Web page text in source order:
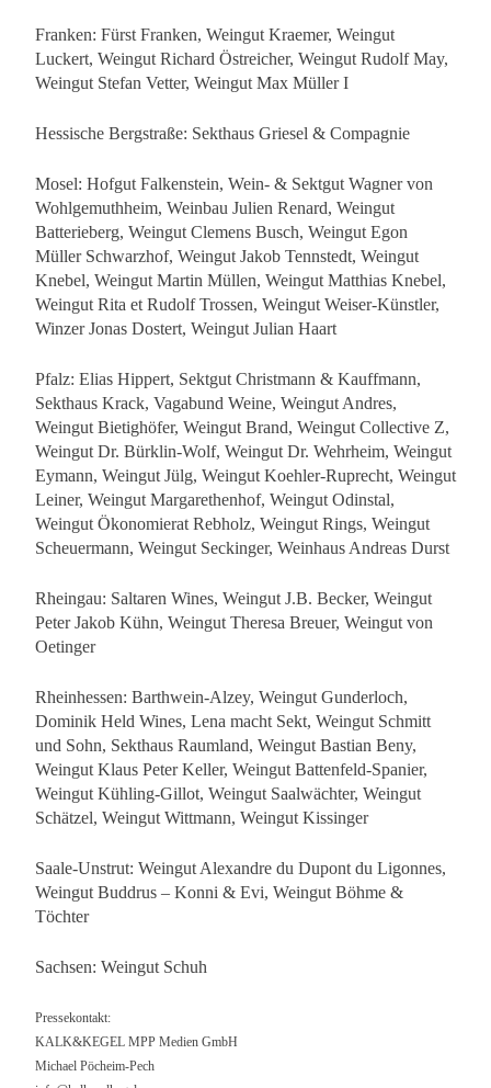
Franken: Fürst Franken, Weingut Kraemer, Weingut
Luckert, Weingut Richard Östreicher, Weingut Rudolf May,
Weingut Stefan Vetter, Weingut Max Müller I
Hessische Bergstraße: Sekthaus Griesel & Compagnie
Mosel: Hofgut Falkenstein, Wein- & Sektgut Wagner von
Wohlgemuthheim, Weinbau Julien Renard, Weingut
Batterieberg, Weingut Clemens Busch, Weingut Egon
Müller Schwarzhof, Weingut Jakob Tennstedt, Weingut
Knebel, Weingut Martin Müllen, Weingut Matthias Knebel,
Weingut Rita et Rudolf Trossen, Weingut Weiser-Künstler,
Winzer Jonas Dostert, Weingut Julian Haart
Pfalz: Elias Hippert, Sektgut Christmann & Kauffmann,
Sekthaus Krack, Vagabund Weine, Weingut Andres,
Weingut Bietighöfer, Weingut Brand, Weingut Collective Z,
Weingut Dr. Bürklin-Wolf, Weingut Dr. Wehrheim, Weingut
Eymann, Weingut Jülg, Weingut Koehler-Ruprecht, Weingut
Leiner, Weingut Margarethenhof, Weingut Odinstal,
Weingut Ökonomierat Rebholz, Weingut Rings, Weingut
Scheuermann, Weingut Seckinger, Weinhaus Andreas Durst
Rheingau: Saltaren Wines, Weingut J.B. Becker, Weingut
Peter Jakob Kühn, Weingut Theresa Breuer, Weingut von
Oetinger
Rheinhessen: Barthwein-Alzey, Weingut Gunderloch,
Dominik Held Wines, Lena macht Sekt, Weingut Schmitt
und Sohn, Sekthaus Raumland, Weingut Bastian Beny,
Weingut Klaus Peter Keller, Weingut Battenfeld-Spanier,
Weingut Kühling-Gillot, Weingut Saalwächter, Weingut
Schätzel, Weingut Wittmann, Weingut Kissinger
Saale-Unstrut: Weingut Alexandre du Dupont du Ligonnes,
Weingut Buddrus – Konni & Evi, Weingut Böhme &
Töchter
Sachsen: Weingut Schuh
Pressekontakt:
KALK&KEGEL MPP Medien GmbH
Michael Pöcheim-Pech